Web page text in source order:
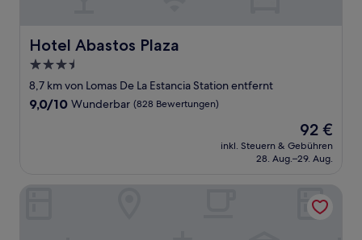
Hotel Abastos Plaza
Hotel Abastos Plaza
3.5-
Sterne-
Unterkunft
8,7 km von Lomas De La Estancia Station entfernt
9.0
9,0/10 Wunderbar (828 Bewertungen)
Der
Preis
beträgt
92 €
inkl. Steuern & Gebühren
28. Aug.–29. Aug.